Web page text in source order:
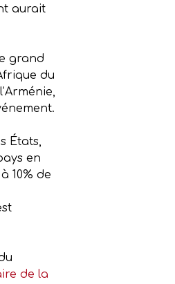
aurait
grand
du
États,
en
10% de
de la